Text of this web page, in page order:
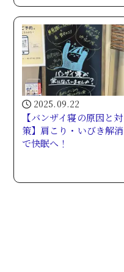
2025.09.22
【バンザイ寝の原因と対
策】肩こり・いびき解消
で快眠へ！